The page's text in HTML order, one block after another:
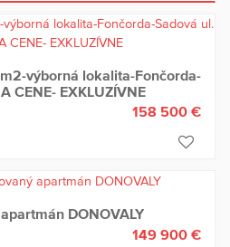
výborná lokalita-Fončorda-
CENE- EXKLUZÍVNE
158 500 €
DONOVALY
149 900 €